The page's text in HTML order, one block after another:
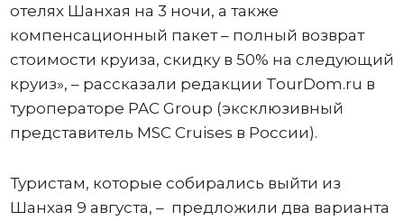
отелях Шанхая на 3 ночи, а также
компенсационный пакет – полный возврат
стоимости круиза, скидку в 50% на следующий
круиз», – рассказали редакции TourDom.ru в
туроператоре PAC Group (эксклюзивный
представитель MSC Cruises в России).
Туристам, которые собирались выйти из
Шанхая 9 августа, – предложили два варианта